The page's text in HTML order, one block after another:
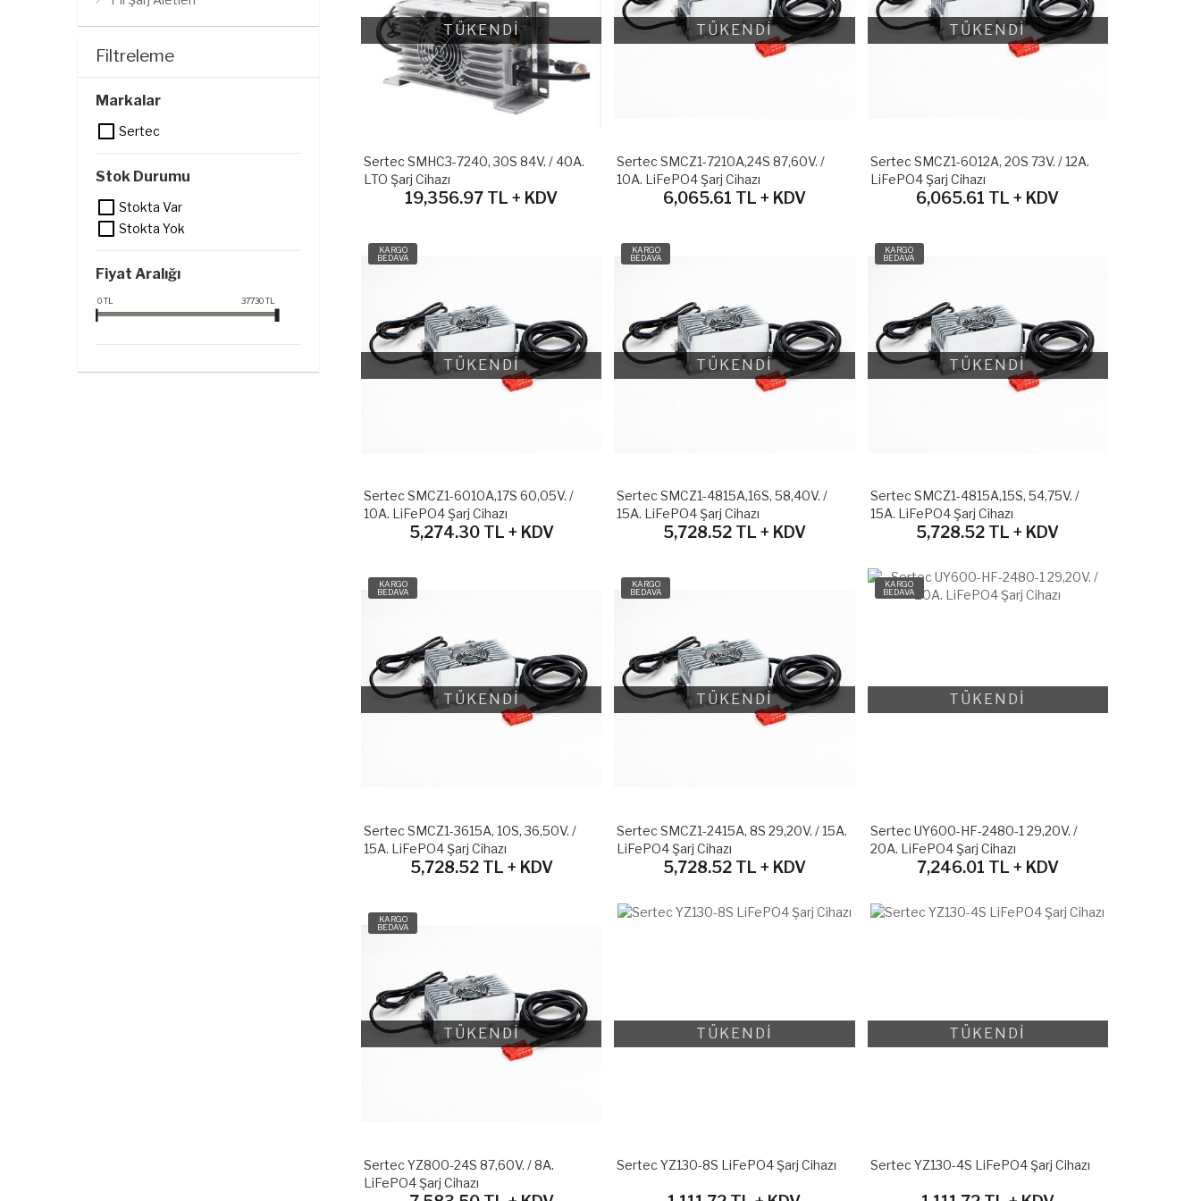
Filtreleme
Markalar
Sertec
Stok Durumu
Stokta Var
Stokta Yok
Fiyat Aralığı
0TL 37730TL
TÜKENDİ
Sertec SMHC3-7240, 30S 84V. / 40A.
LTO Şarj Cihazı
19,356.97 TL + KDV
TÜKENDİ
Sertec SMCZ1-7210A,24S 87,60V. /
10A. LiFePO4 Şarj Cihazı
6,065.61 TL + KDV
TÜKENDİ
Sertec SMCZ1-6012A, 20S 73V. / 12A.
LiFePO4 Şarj Cihazı
6,065.61 TL + KDV
KARGO
BEDAVA
TÜKENDİ
Sertec SMCZ1-6010A,17S 60,05V. /
10A. LiFePO4 Şarj Cihazı
5,274.30 TL + KDV
KARGO
BEDAVA
TÜKENDİ
Sertec SMCZ1-4815A,16S, 58,40V. /
15A. LiFePO4 Şarj Cihazı
5,728.52 TL + KDV
KARGO
BEDAVA
TÜKENDİ
Sertec SMCZ1-4815A,15S, 54,75V. /
15A. LiFePO4 Şarj Cihazı
5,728.52 TL + KDV
KARGO
BEDAVA
TÜKENDİ
Sertec SMCZ1-3615A, 10S, 36,50V. /
15A. LiFePO4 Şarj Cihazı
5,728.52 TL + KDV
KARGO
BEDAVA
TÜKENDİ
Sertec SMCZ1-2415A, 8S 29,20V. / 15A.
LiFePO4 Şarj Cihazı
5,728.52 TL + KDV
KARGO
BEDAVA
TÜKENDİ
Sertec UY600-HF-2480-1 29,20V. /
20A. LiFePO4 Şarj Cihazı
7,246.01 TL + KDV
KARGO
BEDAVA
TÜKENDİ
Sertec YZ800-24S 87,60V. / 8A.
LiFePO4 Şarj Cihazı
TÜKENDİ
Sertec YZ130-8S LiFePO4 Şarj Cihazı
TÜKENDİ
Sertec YZ130-4S LiFePO4 Şarj Cihazı